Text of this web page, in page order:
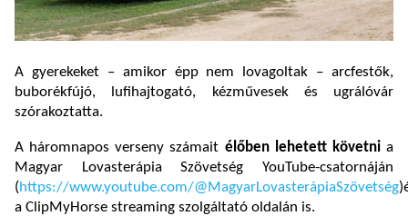
A gyerekeket – amikor épp nem lovagoltak – arcfestők,
buborékfújó, lufihajtogató, kézművesek és ugrálóvár
szórakoztatta.
A háromnapos verseny számait élőben lehetett követnia
Magyar Lovasterápia Szövetség YouTube-csatornáján
(https://www.youtube.com/@MagyarLovasterápiaSzövetség
a ClipMyHorse streaming szolgáltató oldalán is.